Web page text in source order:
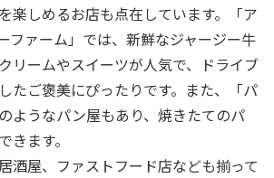
楽しめるお店も点在しています。「ア
ファーム」では、新鮮なジャージー牛
リームやスイーツが人気で、ドライブ
たご褒美にぴったりです。また、「パ
ようなパン屋もあり、焼きたてのパ
きます。
酒屋、ファストフード店なども揃って